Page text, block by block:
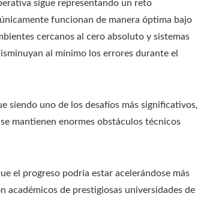
sigue representando un reto
funcionan de manera óptima bajo
cercanos al cero absoluto y sistemas
al mínimo los errores durante el
siendo uno de los desafíos más significativos,
mantienen enormes obstáculos técnicos
el progreso podría estar acelerándose más
académicos de prestigiosas universidades de